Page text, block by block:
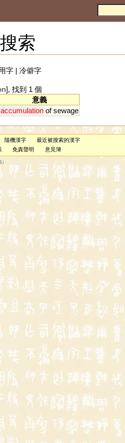
索
字| 冷僻字
], 找到 1 個
意義
accumulation of sewage
隨機漢字
最近被搜索的漢字
免責聲明 意見簿
）